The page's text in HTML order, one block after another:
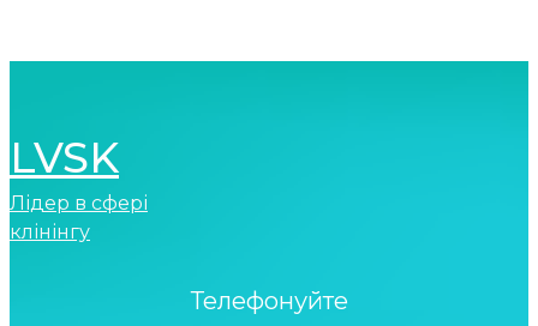
LVSK
Лідер в сфері
клінінгу
Телефонуйте